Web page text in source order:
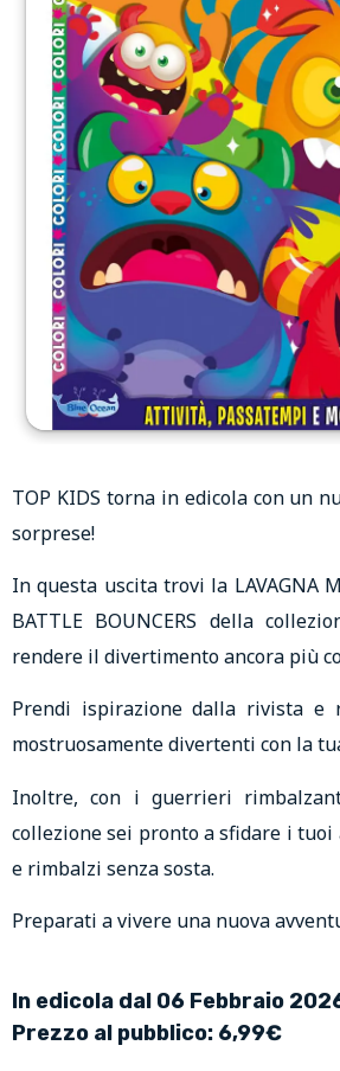
TOP KIDS torna in edicola con un
sorprese!
In questa uscita trovi la LAVAGNA
BATTLE BOUNCERS della
rendere il divertimento ancora più
Prendi ispirazione dalla rivista e
mostruosamente divertenti con la
Inoltre, con i guerrieri
collezione sei pronto a sfidare i tuoi
e rimbalzi senza sosta.
Preparati a vivere una nuova
In edicola dal 06 Febbraio
Prezzo al pubblico: 6,99€